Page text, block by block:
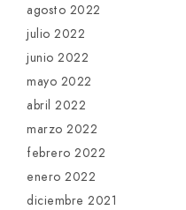
agosto 2022
julio 2022
junio 2022
mayo 2022
abril 2022
marzo 2022
febrero 2022
enero 2022
diciembre 2021